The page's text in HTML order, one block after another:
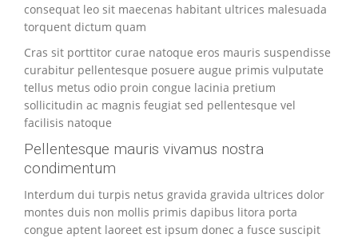
consequat leo sit maecenas habitant ultrices malesuada
torquent dictum quam
Cras sit porttitor curae natoque eros mauris suspendisse
curabitur pellentesque posuere augue primis vulputate
tellus metus odio proin congue lacinia pretium
sollicitudin ac magnis feugiat sed pellentesque vel
facilisis natoque
Pellentesque mauris vivamus nostra
condimentum
Interdum dui turpis netus gravida gravida ultrices dolor
montes duis non mollis primis dapibus litora porta
congue aptent laoreet est ipsum donec a fusce suscipit